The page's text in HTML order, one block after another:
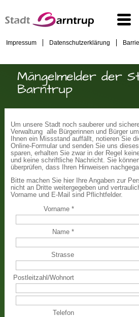
Impressum Datenschutzerklärung
Mängelmelder der
Barntrup
Um unsere Stadt noch sauberer und
Verwaltung alle Bürgerinnen und Bürger
Ihnen ein Missstand auffällt, notieren Sie
Online-Formular und senden Sie uns
sparen, erhalten Sie zwar in der Regel
und keine schriftliche Nachricht. Sie
überprüfen, dass Ihren Hinweisen
Bitte machen Sie hier Ihre Angaben zur
nicht an Dritte weitergegeben und
Vorname und E-Mail sind Pflichtfelder.
Vorname*
Name*
Strasse
Postleitzahl/Wohnort
Telefon